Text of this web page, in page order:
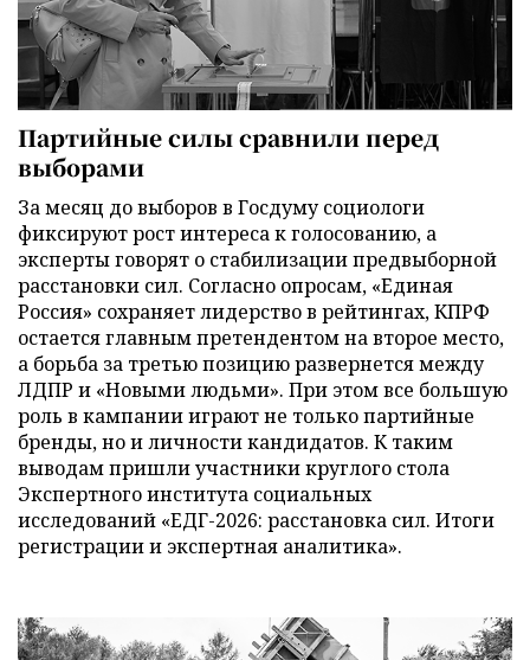
Партийные силы сравнили перед
выборами
За месяц до выборов в Госдуму социологи
фиксируют рост интереса к голосованию, а
эксперты говорят о стабилизации предвыборной
расстановки сил. Согласно опросам, «Единая
Россия» сохраняет лидерство в рейтингах, КПРФ
остается главным претендентом на второе место,
а борьба за третью позицию развернется между
ЛДПР и «Новыми людьми». При этом все большую
роль в кампании играют не только партийные
бренды, но и личности кандидатов. К таким
выводам пришли участники круглого стола
Экспертного института социальных
исследований «ЕДГ-2026: расстановка сил. Итоги
регистрации и экспертная аналитика».